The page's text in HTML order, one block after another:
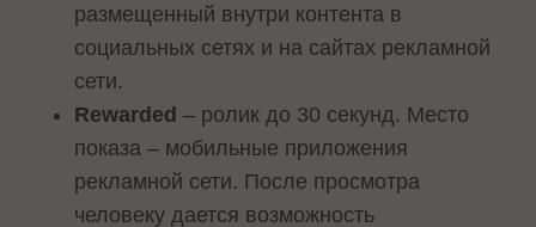
размещенный внутри контента в
социальных сетях и на сайтах рекламной
сети.
Rewarded – ролик до 30 секунд. Место
показа – мобильные приложения
рекламной сети. После просмотра
человеку дается возможность